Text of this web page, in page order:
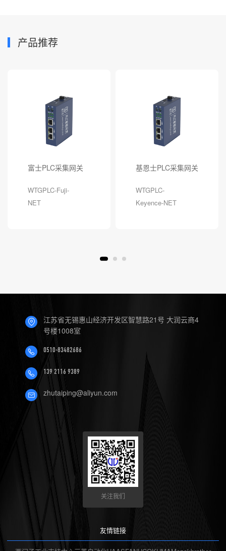
产品推荐
富士PLC采集网关
WTGPLC-Fuji-
NET
基恩士PLC采集网关
WTGPLC-
Keyence-NET
江苏省无锡惠山经济开发区智慧路21号 大润云商4
号楼1008室
0510-83482686
139 2116 9389
zhutaiping@aliyun.com
关注我们
友情链接